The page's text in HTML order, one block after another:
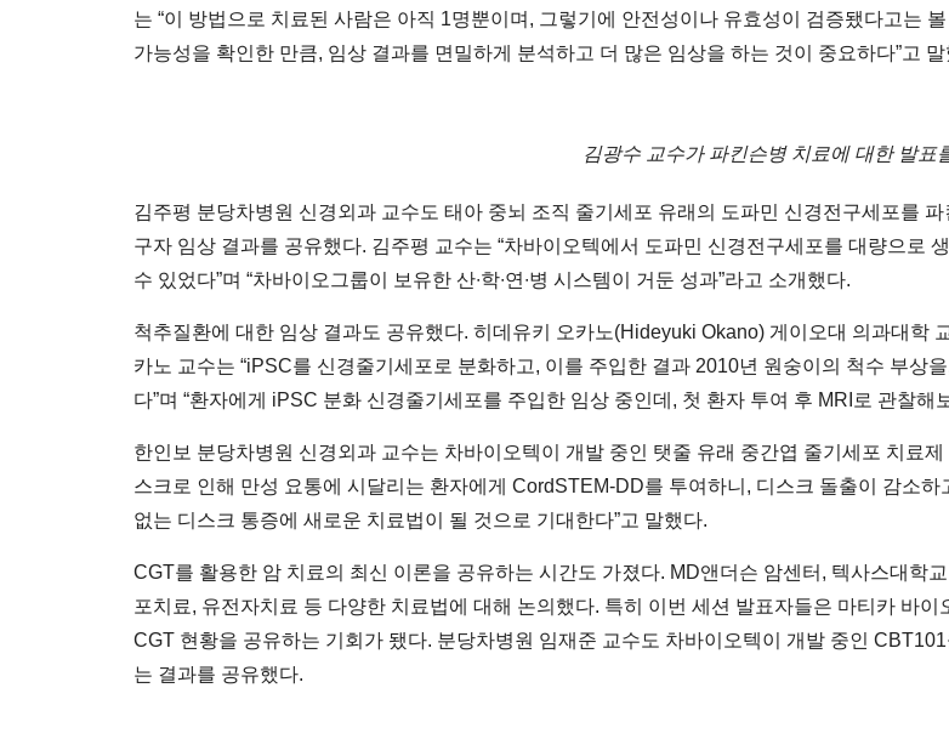
는 “이 방법으로 치료된 사람은 아직 1명뿐이며, 그렇기에 안전성이나 유효성이 검증됐다고는
가능성을 확인한 만큼, 임상 결과를 면밀하게 분석하고 더 많은 임상을 하는 것이 중요하다”고 말
김광수 교수가 파킨슨병 치료에 대한 발표
김주평 분당차병원 신경외과 교수도 태아 중뇌 조직 줄기세포 유래의 도파민 신경전구세포를
구자 임상 결과를 공유했다. 김주평 교수는 “차바이오텍에서 도파민 신경전구세포를 대량으로
수 있었다”며 “차바이오그룹이 보유한 산∙학∙연∙병 시스템이 거둔 성과”라고 소개했다.
척추질환에 대한 임상 결과도 공유했다. 히데유키 오카노(Hideyuki Okano) 게이오대 의과대학
카노 교수는 “iPSC를 신경줄기세포로 분화하고, 이를 주입한 결과 2010년 원숭이의 척수 부상
다”며 “환자에게 iPSC 분화 신경줄기세포를 주입한 임상 중인데, 첫 환자 투여 후 MRI로 관찰
한인보 분당차병원 신경외과 교수는 차바이오텍이 개발 중인 탯줄 유래 중간엽 줄기세포 치료제
스크로 인해 만성 요통에 시달리는 환자에게 CordSTEM-DD를 투여하니, 디스크 돌출이 감소
없는 디스크 통증에 새로운 치료법이 될 것으로 기대한다”고 말했다.
CGT를 활용한 암 치료의 최신 이론을 공유하는 시간도 가졌다. MD앤더슨 암센터, 텍사스대학
포치료, 유전자치료 등 다양한 치료법에 대해 논의했다. 특히 이번 세션 발표자들은 마티카 바
CGT 현황을 공유하는 기회가 됐다. 분당차병원 임재준 교수도 차바이오텍이 개발 중인
는 결과를 공유했다.